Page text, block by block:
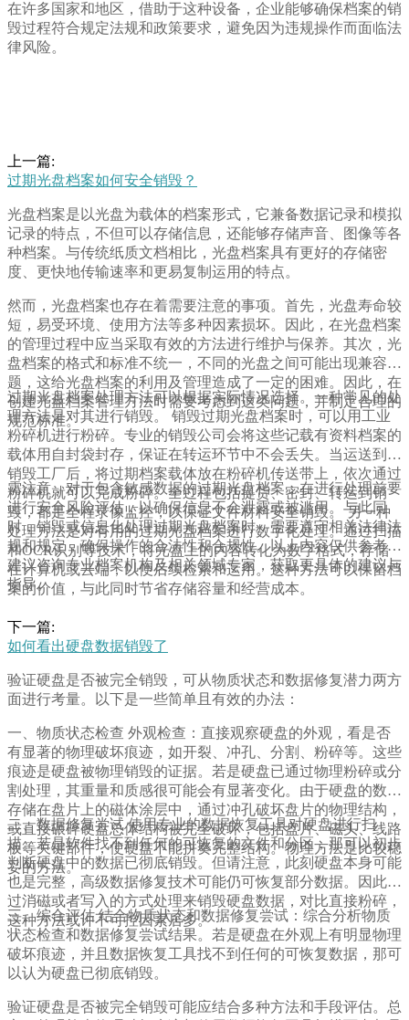
在许多国家和地区，借助于这种设备，企业能够确保档案的销
毁过程符合规定法规和政策要求，避免因为违规操作而面临法
律风险。
上一篇:
过期光盘档案如何安全销毁？
光盘档案是以光盘为载体的档案形式，它兼备数据记录和模拟
记录的特点，不但可以存储信息，还能够存储声音、图像等各
种档案。与传统纸质文档相比，光盘档案具有更好的存储密
度、更快地传输速率和更易复制运用的特点。
然而，光盘档案也存在着需要注意的事项。首先，光盘寿命较
短，易受环境、使用方法等多种因素损坏。因此，在光盘档案
的管理过程中应当采取有效的方法进行维护与保养。其次，光
盘档案的格式和标准不统一，不同的光盘之间可能出现兼容问
题，这给光盘档案的利用及管理造成了一定的困难。因此，在
创建光盘档案管理方法时需要考虑到这类问题，并制定合理的
规范标准。
过期光盘档案处理方法可以根据实际情况选择。一种常见的处
理方法是对其进行销毁。 销毁过期光盘档案时，可以用工业
粉碎机进行粉碎。专业的销毁公司会将这些记载有资料档案的
载体用自封袋封存，保证在转运环节中不会丢失。当运送到达
销毁工厂后，将过期档案载体放在粉碎机传送带上，依次通过
粉碎机就可以完成粉碎。全过程包括提货、密封、转运到销
毁，都是全程录像监控，以保证文件材料安全销毁。 另一种
处理方法是对有用的过期光盘档案进行数字化处理。通过扫描
和OCR识别等技术，将光盘上的内容转化为数字格式，存储
在计算机或云端，以便后续检索和运用。这种方法可以保留档
案的价值，与此同时节省存储容量和经营成本。
需注意，对于包含敏感数据的过期光盘档案，在进行处理前要
进行安全风险评估，以确保信息不会泄露或被滥用。与此同
时，销毁或信息化处理过期光盘档案时，需要遵守相关法律法
规和规定，确保操作的合法性和合规性。以上内容仅供参考，
建议咨询专业档案机构及相关领域专家，获取更具体的建议与
指导。
下一篇:
如何看出硬盘数据销毁了
验证硬盘是否被完全销毁，可从物质状态和数据修复潜力两方
面进行考量。以下是一些简单且有效的办法：
一、物质状态检查 外观检查：直接观察硬盘的外观，看是否
有显著的物理破坏痕迹，如开裂、冲孔、分割、粉碎等。这些
痕迹是硬盘被物理销毁的证据。若是硬盘已通过物理粉碎或分
割处理，其重量和质感很可能会有显著变化。由于硬盘的数据
存储在盘片上的磁体涂层中，通过冲孔破坏盘片的物理结构，
或直接碾碎硬盘总体结构被完全破坏，包括盘片、磁头、线路
板等关键部件，使硬盘不能拼奏完整结构。物理方法是比较稳
妥的方法。
二、数据修复尝试 使用专业的数据恢复工具对硬盘进行扫
描。若是软件找不到任何的可恢复的文件和分区，那可以初步
判断硬盘中的数据已彻底销毁。但请注意，此刻硬盘本身可能
也是完整，高级数据修复技术可能仍可恢复部分数据。因此通
过消磁或者写入的方式处理来销毁硬盘数据，对比直接粉碎，
这种方法或许不可控因素居多。
三、综合评估 结合物质状态和数据修复尝试：综合分析物质
状态检查和数据修复尝试结果。若是硬盘在外观上有明显物理
破坏痕迹，并且数据恢复工具找不到任何的可恢复数据，那可
以认为硬盘已彻底销毁。
验证硬盘是否被完全销毁可能应结合多种方法和手段评估。总